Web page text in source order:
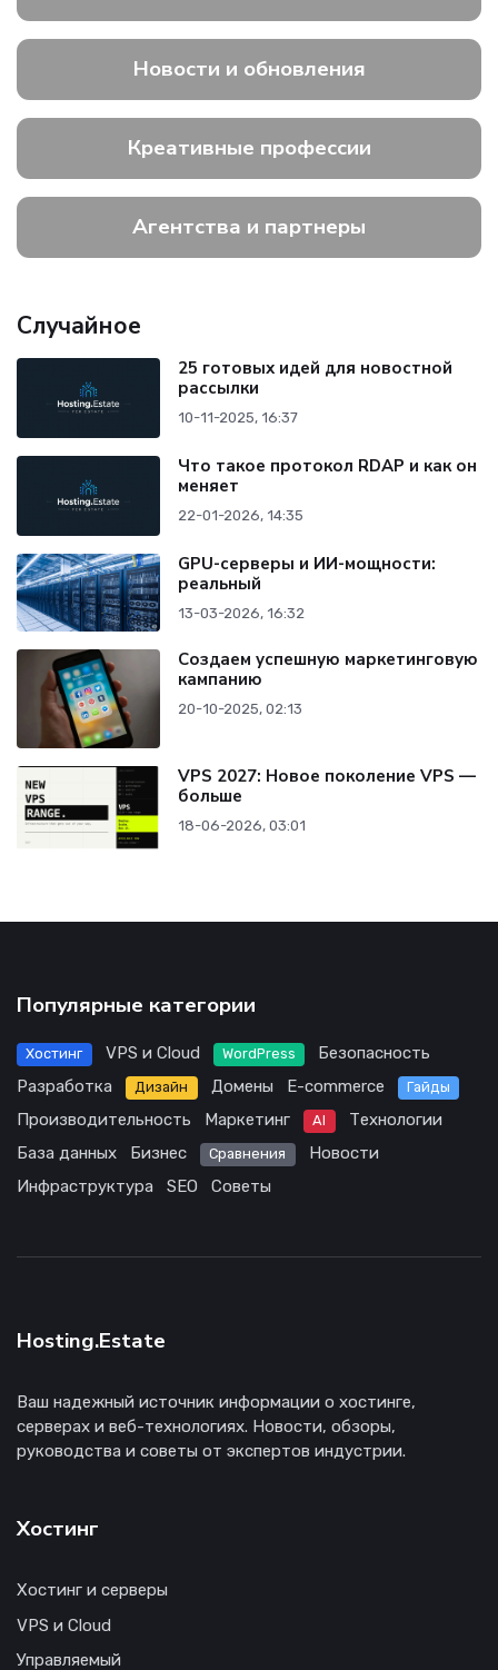
Новости и обновления
Креативные профессии
Агентства и партнеры
Случайное
25 готовых идей для новостной
рассылки
10-11-2025, 16:37
Что такое протокол RDAP и как он
меняет
22-01-2026, 14:35
GPU-серверы и ИИ-мощности:
реальный
13-03-2026, 16:32
Создаем успешную маркетинговую
кампанию
20-10-2025, 02:13
VPS 2027: Новое поколение VPS —
больше
18-06-2026, 03:01
Популярные категории
Хостинг VPS и Cloud WordPress
Безопасность
Разработка
Дизайн Домены E-commerce Гайды
Производительность Маркетинг AI
Технологии
База данных
Бизнес Сравнения
Новости
Инфраструктура
SEO Советы
Hosting.Estate
Ваш надежный источник информации о хостинге,
серверах и веб-технологиях. Новости, обзоры,
руководства и советы от экспертов индустрии.
Хостинг
Хостинг и серверы
VPS и Cloud
Управляемый